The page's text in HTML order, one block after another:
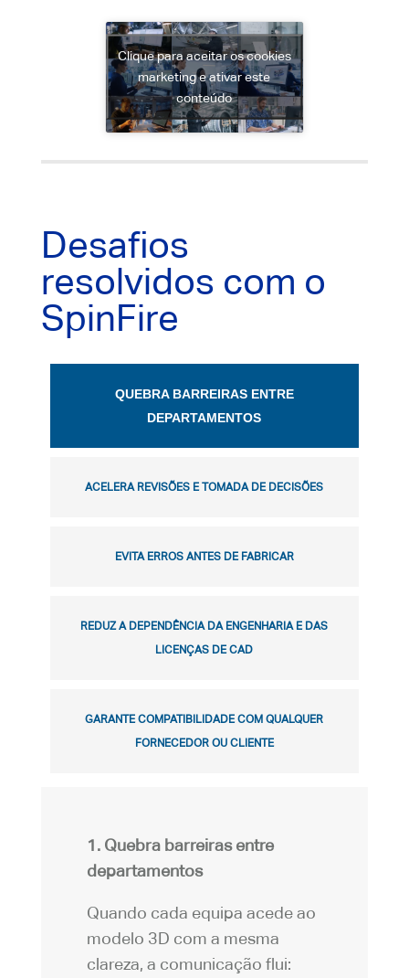
Clique para aceitar os cookies
marketing e ativar este
conteúdo
Desafios
resolvidos com o
SpinFire
QUEBRA BARREIRAS ENTRE
DEPARTAMENTOS
ACELERA REVISÕES E TOMADA DE DECISÕES
EVITA ERROS ANTES DE FABRICAR
REDUZ A DEPENDÊNCIA DA ENGENHARIA E DAS
LICENÇAS DE CAD
GARANTE COMPATIBILIDADE COM QUALQUER
FORNECEDOR OU CLIENTE
1. Quebra barreiras entre
departamentos
Quando cada equipa acede ao
modelo 3D com a mesma
clareza, a comunicação flui: